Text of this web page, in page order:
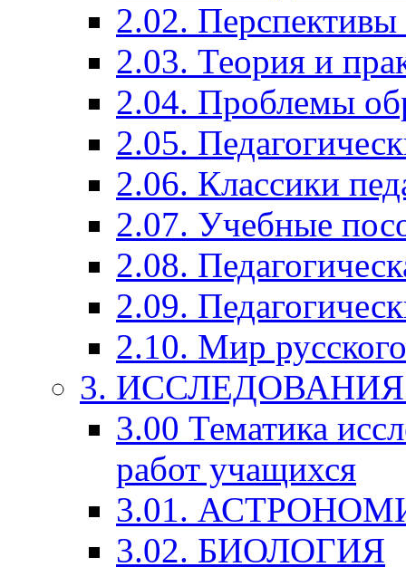
2.02. Перспективы
2.03. Теория и
2.04. Проблемы
2.05.
2.06. Классики
2.07. Учебные
2.08.
2.09.
2.10. Мир
3.
3.00 Тематика
работ учащихся
3.01.
3.02. БИОЛОГИЯ